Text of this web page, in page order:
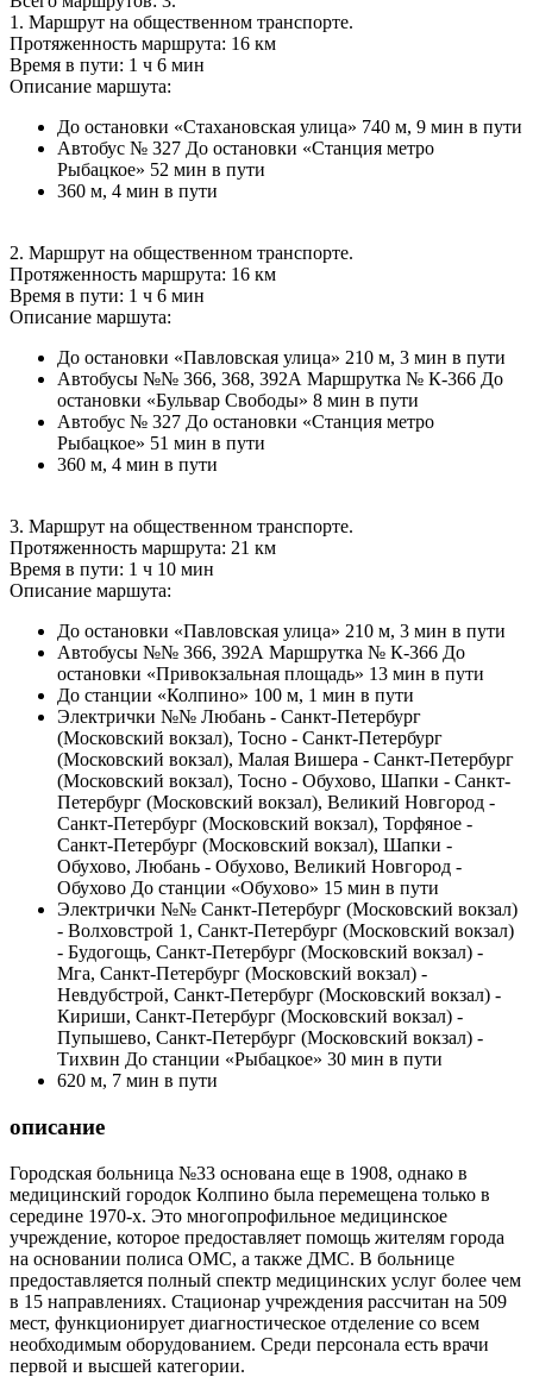
1. Маршрут на общественном транспорте.
Протяженность маршрута: 16 км
Время в пути: 1 ч 6 мин
Описание маршута:
До остановки «Стахановская улица» 740 м, 9 мин в пути
Автобус № 327 До остановки «Станция метро
Рыбацкое» 52 мин в пути
360 м, 4 мин в пути
2. Маршрут на общественном транспорте.
Протяженность маршрута: 16 км
Время в пути: 1 ч 6 мин
Описание маршута:
До остановки «Павловская улица» 210 м, 3 мин в пути
Автобусы №№ 366, 368, 392А Маршрутка № К-366 До
остановки «Бульвар Свободы» 8 мин в пути
Автобус № 327 До остановки «Станция метро
Рыбацкое» 51 мин в пути
360 м, 4 мин в пути
3. Маршрут на общественном транспорте.
Протяженность маршрута: 21 км
Время в пути: 1 ч 10 мин
Описание маршута:
До остановки «Павловская улица» 210 м, 3 мин в пути
Автобусы №№ 366, 392А Маршрутка № К-366 До
остановки «Привокзальная площадь» 13 мин в пути
До станции «Колпино» 100 м, 1 мин в пути
Электрички №№ Любань - Санкт-Петербург
(Московский вокзал), Тосно - Санкт-Петербург
(Московский вокзал), Малая Вишера - Санкт-Петербург
(Московский вокзал), Тосно - Обухово, Шапки - Санкт-
Петербург (Московский вокзал), Великий Новгород -
Санкт-Петербург (Московский вокзал), Торфяное -
Санкт-Петербург (Московский вокзал), Шапки -
Обухово, Любань - Обухово, Великий Новгород -
Обухово До станции «Обухово» 15 мин в пути
Электрички №№ Санкт-Петербург (Московский вокзал)
- Волховстрой 1, Санкт-Петербург (Московский вокзал)
- Будогощь, Санкт-Петербург (Московский вокзал) -
Мга, Санкт-Петербург (Московский вокзал) -
Невдубстрой, Санкт-Петербург (Московский вокзал) -
Кириши, Санкт-Петербург (Московский вокзал) -
Пупышево, Санкт-Петербург (Московский вокзал) -
Тихвин До станции «Рыбацкое» 30 мин в пути
620 м, 7 мин в пути
описание
Городская больница №33 основана еще в 1908, однако в
медицинский городок Колпино была перемещена только в
середине 1970-х. Это многопрофильное медицинское
учреждение, которое предоставляет помощь жителям города
на основании полиса ОМС, а также ДМС. В больнице
предоставляется полный спектр медицинских услуг более чем
в 15 направлениях. Стационар учреждения рассчитан на 509
мест, функционирует диагностическое отделение со всем
необходимым оборудованием. Среди персонала есть врачи
первой и высшей категории.